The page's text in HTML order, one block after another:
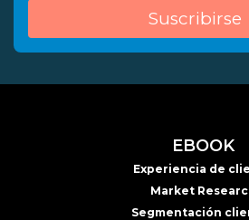
EBOOK
Experiencia de
Market
Segmentación